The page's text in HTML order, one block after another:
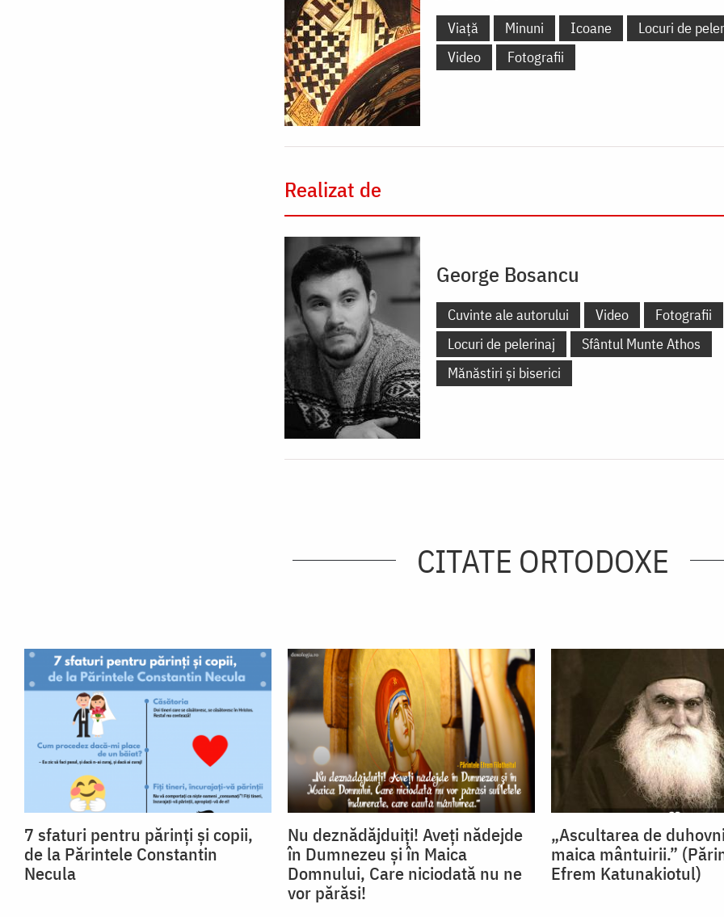
Viață Minuni Icoane
Locuri de
Video
Fotografii
Realizat de
George Bosancu
Cuvinte ale autorului Video
Fotografii
Locuri de pelerinaj
Sfântul Munte Athos
Mănăstiri și biserici
CITATE ORTODOXE
7 sfaturi pentru părinți și copii,
de la Părintele Constantin
Necula
Nu deznădăjduiţi! Aveţi nădejde
în Dumnezeu şi în Maica
Domnului, Care niciodată nu ne
vor părăsi!
„Ascultarea de
maica mântuirii.”
Efrem Katunakiotul)